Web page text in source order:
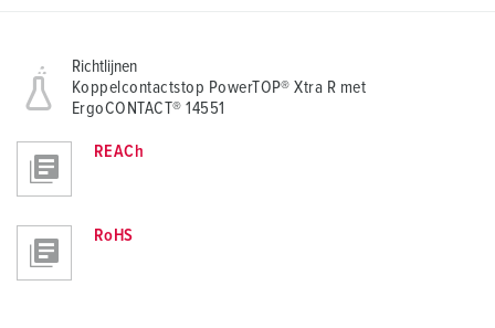
Richtlijnen
Koppelcontactstop PowerTOP® Xtra R met
ErgoCONTACT® 14551
REACh
RoHS